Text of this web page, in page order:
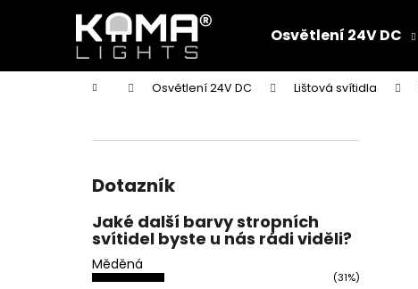
Osvětlení 24V DC
Domů Osvětlení 24V DC Lištová svítidla
Dotazník
Jaké další barvy stropních
svítidel byste u nás rádi viděli?
Měděná
(31%)
í
Zpět
do
Zpět
do